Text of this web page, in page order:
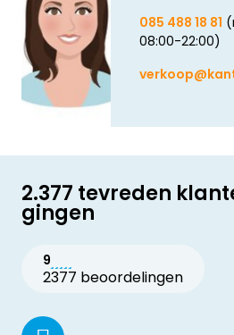
085 488 18 81
08:00-22:00)
2.377 tevreden
gingen
9
2377 beoordelingen